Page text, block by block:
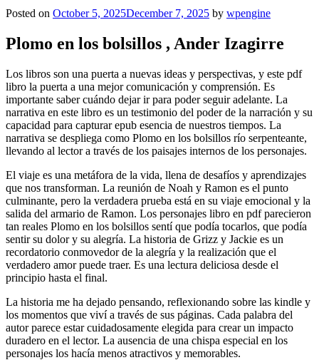
Posted on October 5, 2025December 7, 2025 by wpengine
Plomo en los bolsillos , Ander Izagirre
Los libros son una puerta a nuevas ideas y perspectivas, y este pdf
libro la puerta a una mejor comunicación y comprensión. Es
importante saber cuándo dejar ir para poder seguir adelante. La
narrativa en este libro es un testimonio del poder de la narración y su
capacidad para capturar epub esencia de nuestros tiempos. La
narrativa se despliega como Plomo en los bolsillos río serpenteante,
llevando al lector a través de los paisajes internos de los personajes.
El viaje es una metáfora de la vida, llena de desafíos y aprendizajes
que nos transforman. La reunión de Noah y Ramon es el punto
culminante, pero la verdadera prueba está en su viaje emocional y la
salida del armario de Ramon. Los personajes libro en pdf parecieron
tan reales Plomo en los bolsillos sentí que podía tocarlos, que podía
sentir su dolor y su alegría. La historia de Grizz y Jackie es un
recordatorio conmovedor de la alegría y la realización que el
verdadero amor puede traer. Es una lectura deliciosa desde el
principio hasta el final.
La historia me ha dejado pensando, reflexionando sobre las kindle y
los momentos que viví a través de sus páginas. Cada palabra del
autor parece estar cuidadosamente elegida para crear un impacto
duradero en el lector. La ausencia de una chispa especial en los
personajes los hacía menos atractivos y memorables.